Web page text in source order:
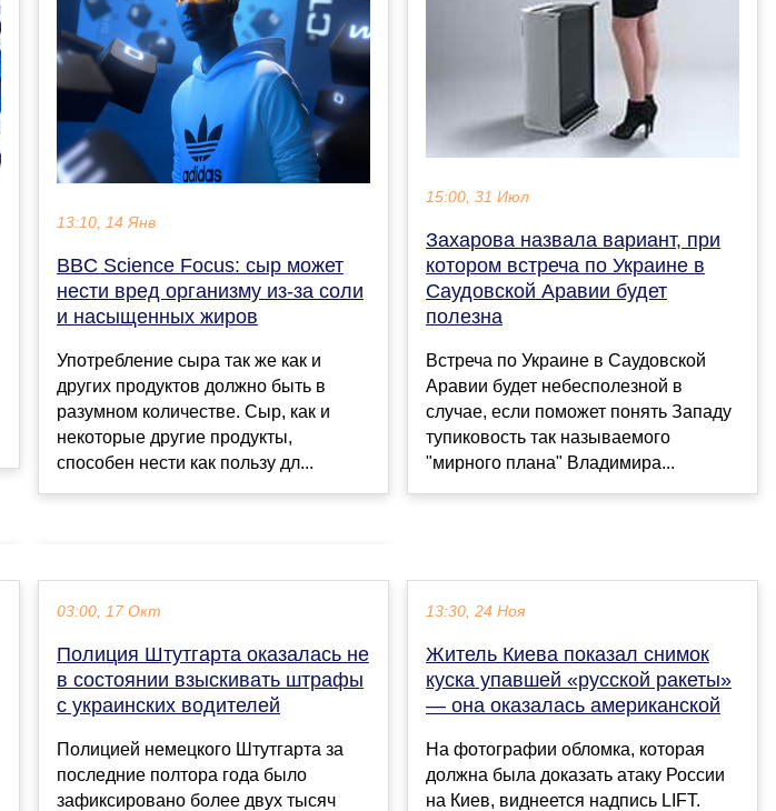
13:10, 14 Янв
BBC Science Focus: сыр может
нести вред организму из-за соли
и насыщенных жиров
Употребление сыра так же как и
других продуктов должно быть в
разумном количестве. Сыр, как и
некоторые другие продукты,
способен нести как пользу дл...
15:00, 31 Июл
Захарова назвала вариант, при
котором встреча по Украине в
Саудовской Аравии будет
полезна
Встреча по Украине в Саудовской
Аравии будет небесполезной в
случае, если поможет понять Западу
тупиковость так называемого
"мирного плана" Владимира...
03:00, 17 Окт
Полиция Штутгарта оказалась не
в состоянии взыскивать штрафы
с украинских водителей
Полицией немецкого Штутгарта за
последние полтора года было
зафиксировано более двух тысяч
13:30, 24 Ноя
Житель Киева показал снимок
куска упавшей «русской ракеты»
— она оказалась американской
На фотографии обломка, которая
должна была доказать атаку России
на Киев, виднеется надпись LIFT.